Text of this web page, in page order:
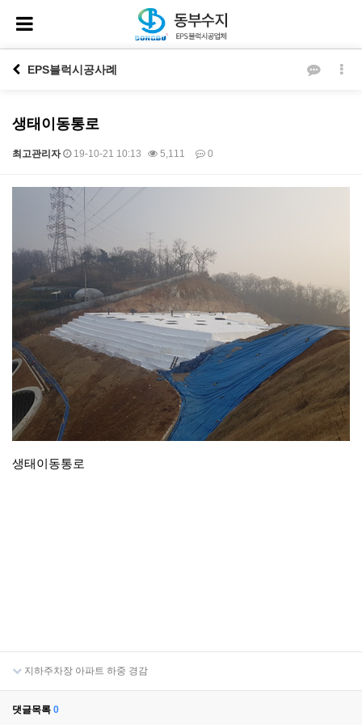
EPS블럭시공사례
생태이동통로
최고관리자 19-10-21 10:13 5,111 0
생태이동통로
지하주차장 아파트 하중 경감
댓글목록 0